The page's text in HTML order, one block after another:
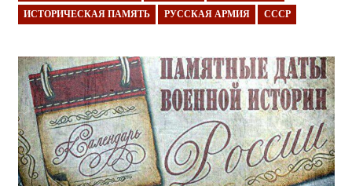
ИСТОРИЧЕСКАЯ ПАМЯТЬ РУССКАЯ АРМИЯ СССР